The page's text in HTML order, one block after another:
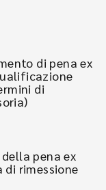
di pena ex
di
pena ex
di rimessione